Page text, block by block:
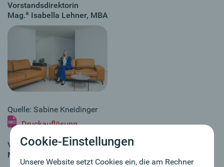
Vorstandsdirektorin
Mag.a Isabella Lehner, MBA
Quelle: Sabine Kneidinger
Druckauflösung
Vorstandsdirektorin
Mag.
Cookie-Einstellungen
Unsere Website setzt Cookies ein, die am Rechner